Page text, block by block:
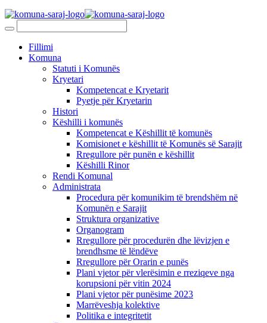
Fillimi
Komuna
Statuti i Komunës
Kryetari
Kompetencat e Kryetarit
Pyetje për Kryetarin
Histori
Këshilli i komunës
Kompetencat e Këshillit të komunës
Komisionet e këshillit të Komunës së Sarajit
Rregullore për punën e këshillit
Këshilli Rinor
Rendi Komunal
Administrata
Procedura për komunikim të brendshëm në
Komunën e Sarajit
Struktura organizative
Organogram
Rregullore për procedurën dhe lëvizjen e
brendhsme të lëndëve
Rregullore për Orarin e punës
Plani vjetor për vlerësimin e rreziqeve nga
korupsioni për vitin 2024
Plani vjetor për punësime 2023
Marrëveshja kolektive
Politika e integritetit